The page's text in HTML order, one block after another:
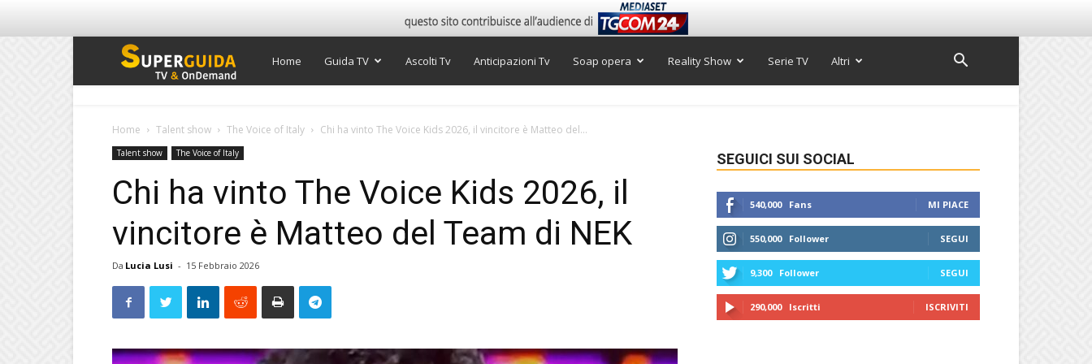
Super
Home Guida TV Ascolti Tv Anticipazioni Tv Soap opera Reality Show Serie TV Altri
Home Talent show The Voice of Italy Chi ha vinto The Voice Kids 2026, il vincitore è Matteo del...
Talent show The Voice of Italy
Chi ha vinto The Voice Kids 2026, il
vincitore è Matteo del Team di NEK
Da Lucia Lusi - 15 Febbraio 2026
SEGUICI SUI SOCIAL
540,000 Fans MI PIACE
550,000 Follower SEGUI
9,300 Follower SEGUI
290,000 Iscritti ISCRIVITI